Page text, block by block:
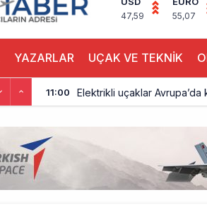
47,59 55,07
YAZARLAR UÇAK VE TEKNİK
11:00 Elektrikli uçaklar Avrupa’da
Emirates A380 yolcu
Emirates’in reddettiği 10